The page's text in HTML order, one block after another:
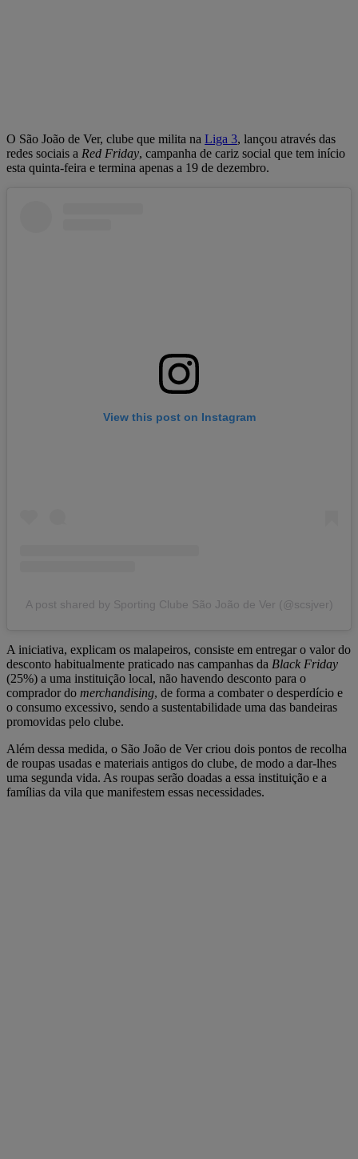
O São João de Ver, clube que milita na Liga 3, lançou através das
redes sociais a Red Friday, campanha de cariz social que tem início
esta quinta-feira e termina apenas a 19 de dezembro.
View this post on Instagram
A post shared by Sporting Clube São João de Ver (@scsjver)
A iniciativa, explicam os malapeiros, consiste em entregar o valor do
desconto habitualmente praticado nas campanhas da Black Friday
(25%) a uma instituição local, não havendo desconto para o
comprador do merchandising, de forma a combater o desperdício e
o consumo excessivo, sendo a sustentabilidade uma das bandeiras
promovidas pelo clube.
Além dessa medida, o São João de Ver criou dois pontos de recolha
de roupas usadas e materiais antigos do clube, de modo a dar-lhes
uma segunda vida. As roupas serão doadas a essa instituição e a
famílias da vila que manifestem essas necessidades.